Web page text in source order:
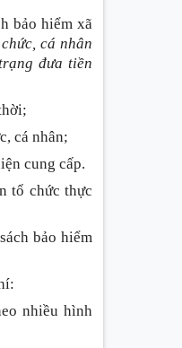
bảo hiểm xã
cá nhân
đưa tiền
cá nhân;
cung cấp.
tổ chức thực
bảo hiểm
nhiều hình